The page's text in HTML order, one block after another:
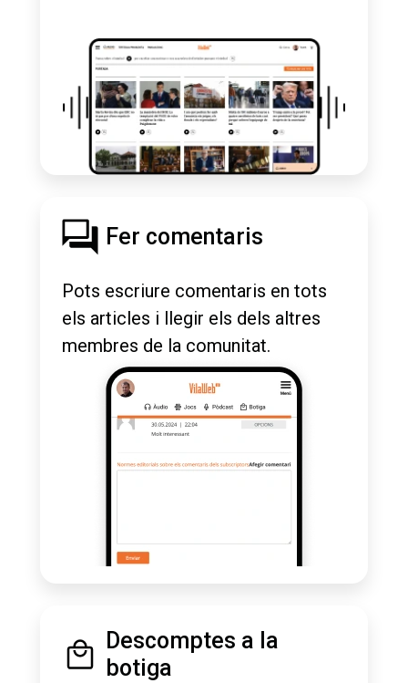
Fer comentaris
Pots escriure comentaris en tots
els articles i llegir els dels altres
membres de la comunitat.
Descomptes a la
botiga